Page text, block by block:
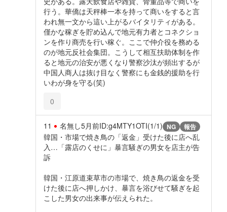
行う。華僑は天秤棒一本を持って商いをすると言
われ無一文から這い上がるバイタリティがある。
僅かな稼ぎを貯め込んで地元有力者とコネクショ
ンを作り商売を行い稼ぐ。ここで仲介役を務める
のが地元反社会集団。こうして相互扶助体制を作
ると地元の治安が悪くなり警察沙汰が頻出するが
中国人商人は抜け目なく警察にも金銭的援助を行
いわが身を守る(笑)
0
11 名無し5月前ID:g4MTY1OTI(1/1) NG 報告
韓国・市場で焼き鳥の「返金」受けた後に店へ乱
入…「露店のくせに」暴言騒ぎの男女を店主が告
訴
韓国・江原道束草市の市場で、焼き鳥の返金を受
けた後に店へ押しかけ、暴言を浴びせて騒ぎを起
こした男女の出来事が伝えられた。